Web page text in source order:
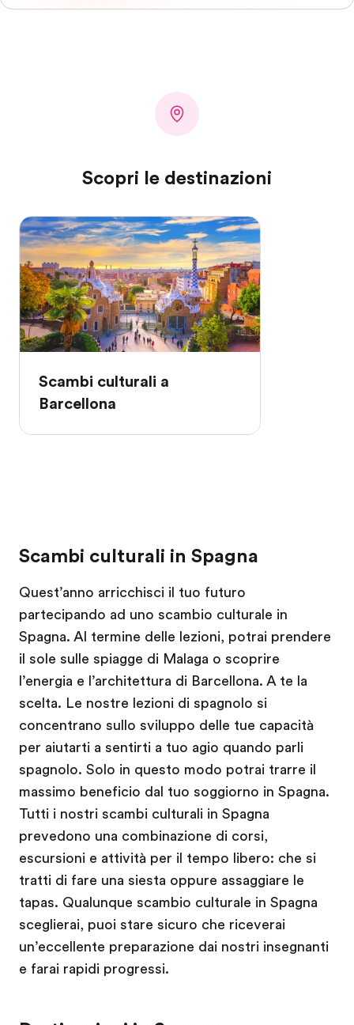
Scopri le destinazioni
Scambi culturali a
Barcellona
Scambi culturali in Spagna
Quest’anno arricchisci il tuo futuro
partecipando ad uno scambio culturale in
Spagna. Al termine delle lezioni, potrai prendere
il sole sulle spiagge di Malaga o scoprire
l’energia e l’architettura di Barcellona. A te la
scelta. Le nostre lezioni di spagnolo si
concentrano sullo sviluppo delle tue capacità
per aiutarti a sentirti a tuo agio quando parli
spagnolo. Solo in questo modo potrai trarre il
massimo beneficio dal tuo soggiorno in Spagna.
Tutti i nostri scambi culturali in Spagna
prevedono una combinazione di corsi,
escursioni e attività per il tempo libero: che si
tratti di fare una siesta oppure assaggiare le
tapas. Qualunque scambio culturale in Spagna
sceglierai, puoi stare sicuro che riceverai
un’eccellente preparazione dai nostri insegnanti
e farai rapidi progressi.